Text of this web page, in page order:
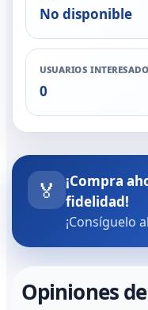
No disponible
USUARIOS
0
🏅
¡Compra
fidelidad!
¡Consíguelo
Opiniones